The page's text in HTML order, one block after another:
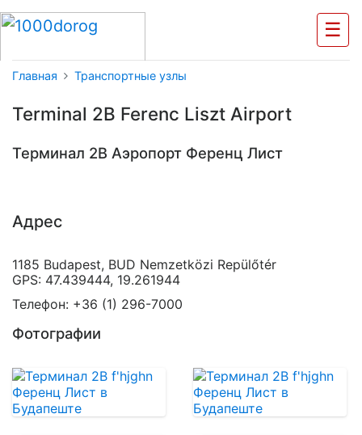
☰
Главная Транспортные узлы
Terminal 2B Ferenc Liszt Airport
Терминал 2B Аэропорт Ференц Лист
Адрес
1185 Budapest, BUD Nemzetközi Repülőtér
GPS: 47.439444, 19.261944
Телефон: +36 (1) 296-7000
Фотографии